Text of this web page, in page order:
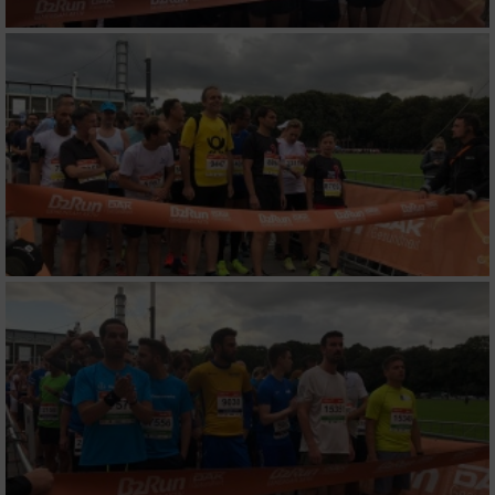
Verwendung reduzierter Daten zur Auswahl
von Werbeanzeigen
Erstellung von Profilen für personalisierte
Werbung
Verwendung von Profilen zur Auswahl
personalisierter Werbung
Erstellung von Profilen zur Personalisierung
Verwendung von Profilen zur Auswahl
personalisierter Inhalte
Messung der Werbeleistung
Messung der Performance von Inhalten